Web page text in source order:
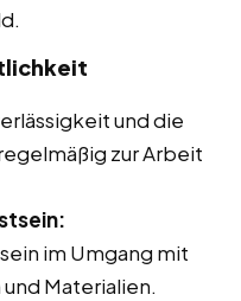
und die
zur Arbeit
im Umgang mit
Materialien.